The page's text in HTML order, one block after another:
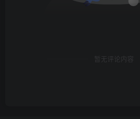
暂无评论内容